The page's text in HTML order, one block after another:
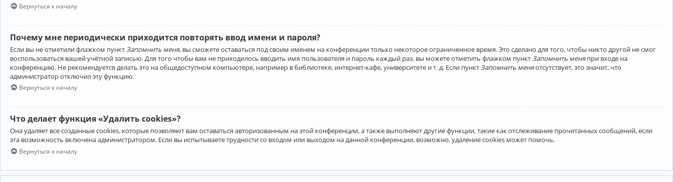
Вернуться к началу
Почему мне периодически приходится повторять ввод имени и пароля?
Если вы не отметили флажком пункт Запомнить меня, вы сможете оставаться под своим именем на конференции только некоторое ограниченное время. Это сделано для того, чтобы никто другой не смог
воспользоваться вашей учётной записью. Для того чтобы вам не приходилось вводить имя пользователя и пароль каждый раз, вы можете отметить флажком пункт Запомнить меняпри входе на
конференцию. Не рекомендуется делать это на общедоступном компьютере, например в библиотеке, интернет-кафе, университете и т. д. Если пункт Запомнить меняотсутствует, это значит, что
администратор отключил эту функцию.
Вернуться к началу
Что делает функция «Удалить cookies»?
Она удаляет все созданные cookies, которые позволяют вам оставаться авторизованным на этой конференции, а также выполняют другие функции, такие как отслеживание прочитанных сообщений, если
эта возможность включена администратором. Если вы испытываете трудности со входом или выходом на данной конференции, возможно, удаление cookies может помочь.
Вернуться к началу